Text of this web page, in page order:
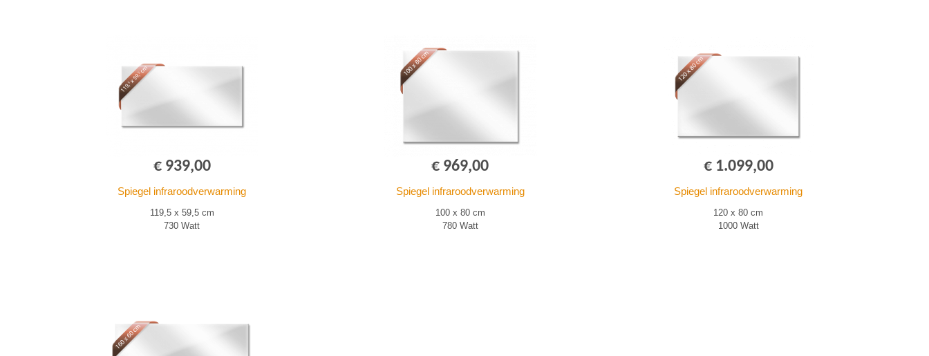
€ 939,00
Spiegel infraroodverwarming
119,5 x 59,5 cm
730 Watt
€ 969,00
Spiegel infraroodverwarming
100 x 80 cm
780 Watt
€ 1.099,00
Spiegel infraroodverwarming
120 x 80 cm
1000 Watt